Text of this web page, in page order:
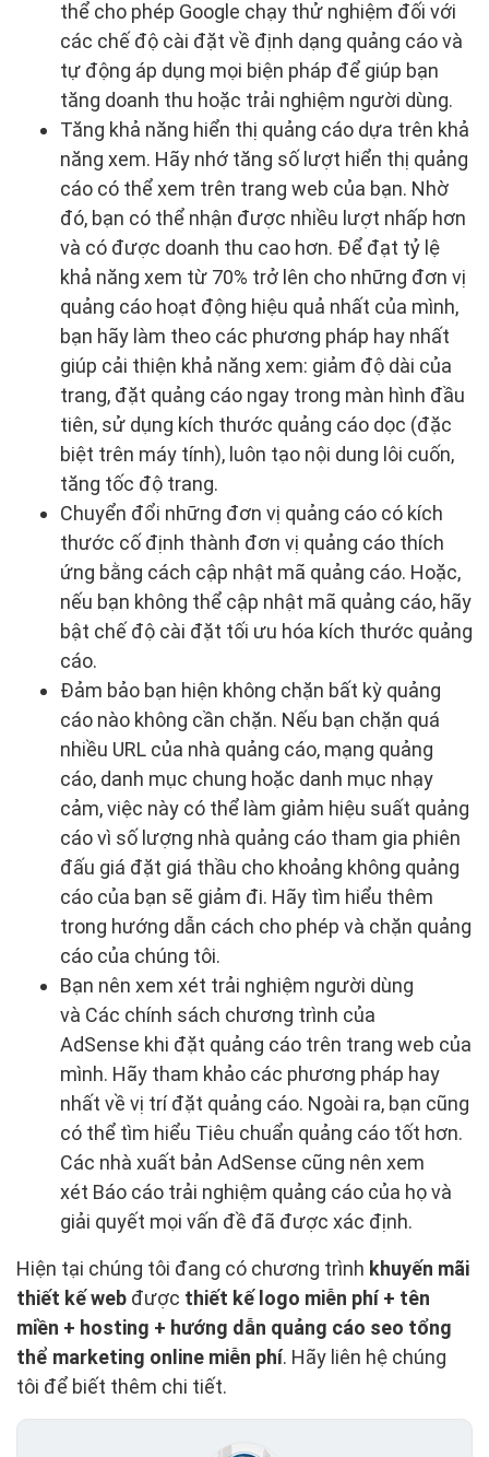
thể cho phép Google chạy thử nghiệm đối với
các chế độ cài đặt về định dạng quảng cáo và
tự động áp dụng mọi biện pháp để giúp bạn
tăng doanh thu hoặc trải nghiệm người dùng.
Tăng khả năng hiển thị quảng cáo dựa trên khả
năng xem. Hãy nhớ tăng số lượt hiển thị quảng
cáo có thể xem trên trang web của bạn. Nhờ
đó, bạn có thể nhận được nhiều lượt nhấp hơn
và có được doanh thu cao hơn. Để đạt tỷ lệ
khả năng xem từ 70% trở lên cho những đơn vị
quảng cáo hoạt động hiệu quả nhất của mình,
bạn hãy làm theo các phương pháp hay nhất
giúp cải thiện khả năng xem: giảm độ dài của
trang, đặt quảng cáo ngay trong màn hình đầu
tiên, sử dụng kích thước quảng cáo dọc (đặc
biệt trên máy tính), luôn tạo nội dung lôi cuốn,
tăng tốc độ trang.
Chuyển đổi những đơn vị quảng cáo có kích
thước cố định thành đơn vị quảng cáo thích
ứng bằng cách cập nhật mã quảng cáo. Hoặc,
nếu bạn không thể cập nhật mã quảng cáo, hãy
bật chế độ cài đặt tối ưu hóa kích thước quảng
cáo.
Đảm bảo bạn hiện không chặn bất kỳ quảng
cáo nào không cần chặn. Nếu bạn chặn quá
nhiều URL của nhà quảng cáo, mạng quảng
cáo, danh mục chung hoặc danh mục nhạy
cảm, việc này có thể làm giảm hiệu suất quảng
cáo vì số lượng nhà quảng cáo tham gia phiên
đấu giá đặt giá thầu cho khoảng không quảng
cáo của bạn sẽ giảm đi. Hãy tìm hiểu thêm
trong hướng dẫn cách cho phép và chặn quảng
cáo của chúng tôi.
Bạn nên xem xét trải nghiệm người dùng
và Các chính sách chương trình của
AdSense khi đặt quảng cáo trên trang web của
mình. Hãy tham khảo các phương pháp hay
nhất về vị trí đặt quảng cáo. Ngoài ra, bạn cũng
có thể tìm hiểu Tiêu chuẩn quảng cáo tốt hơn.
Các nhà xuất bản AdSense cũng nên xem
xét Báo cáo trải nghiệm quảng cáo của họ và
giải quyết mọi vấn đề đã được xác định.
Hiện tại chúng tôi đang có chương trình khuyến mãi
thiết kế web được thiết kế logo miễn phí + tên
miền + hosting + hướng dẫn quảng cáo seo tổng
thể marketing online miễn phí. Hãy liên hệ chúng
tôi để biết thêm chi tiết.